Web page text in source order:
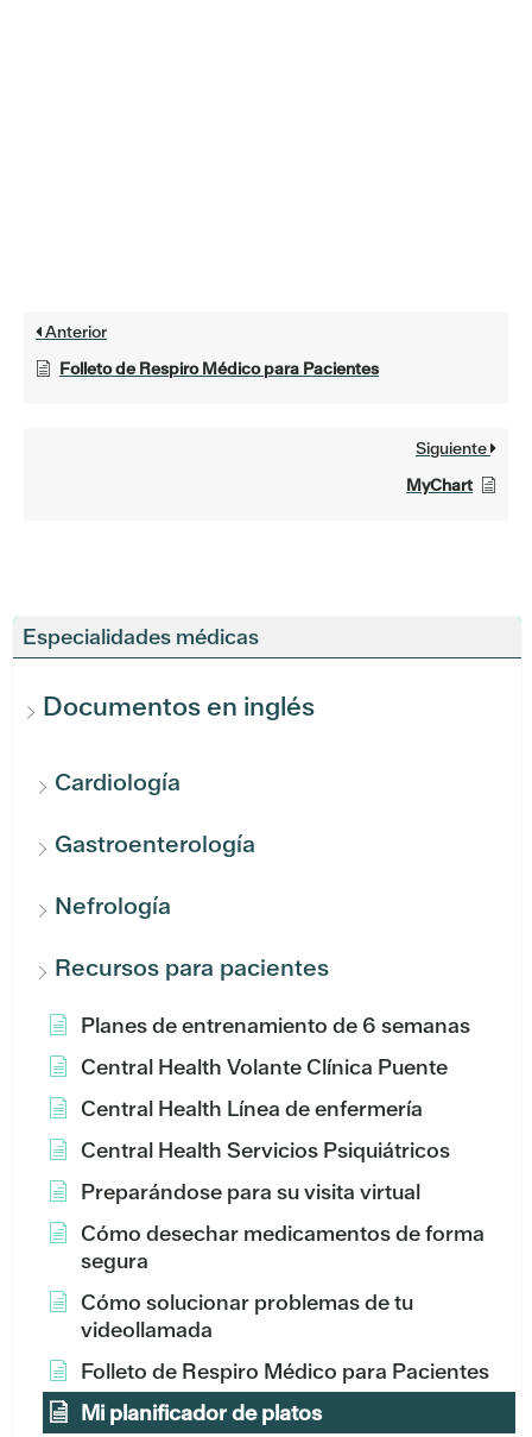
Especialidades médicas
Documentos en inglés
Cardiología
Gastroenterología
Nefrología
Recursos para pacientes
Planes de entrenamiento de 6 semanas
Central Health Volante Clínica Puente
Central Health Línea de enfermería
Central Health Servicios Psiquiátricos
Preparándose para su visita virtual
Cómo desechar medicamentos de forma
segura
Cómo solucionar problemas de tu
videollamada
Folleto de Respiro Médico para Pacientes
Mi planificador de platos
Anterior
Folleto de Respiro Médico para Pacientes
Siguiente
MyChart